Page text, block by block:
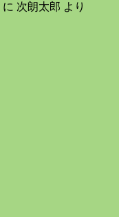
に 次朗太郎 より